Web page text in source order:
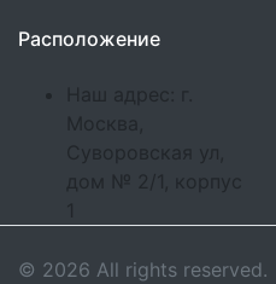
Расположение
Наш адрес: г.
Москва,
Суворовская ул,
дом № 2/1, корпус
© 2026 All rights reserved.